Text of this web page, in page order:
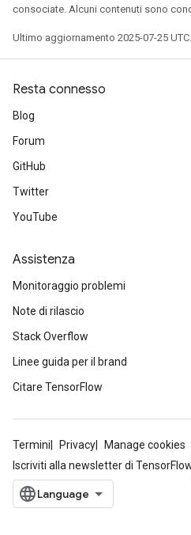
consociate. Alcuni contenuti sono
Ultimo aggiornamento 2025-07-25 UTC.
Resta connesso
Blog
Forum
GitHub
Twitter
YouTube
Assistenza
Monitoraggio problemi
Note di rilascio
Stack Overflow
Linee guida per il brand
Citare TensorFlow
Termini Privacy
Manage cookies
Iscriviti alla newsletter di